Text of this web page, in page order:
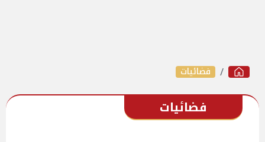
فضائيات
فضائيات